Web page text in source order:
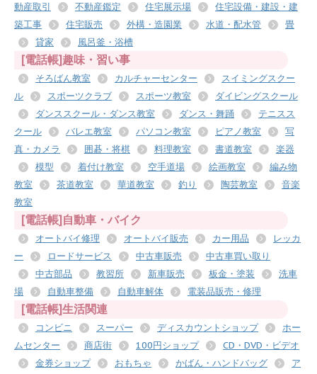
動産取引
不動産鑑定 住宅展示場
住宅設備・建設・建
築工事
住宅販売 外構・造園業 水道・配水管
畳
貸家
風呂釜・浴槽
[電話帳]趣味・習い事
そろばん教室 カルチャーセンター
スイミングスクー
ル
スポーツクラブ スポーツ教室
ダイビングスクール
ダンススクール・ダンス教室
ダンス・舞踊
テニスス
クール
バレエ教室 パソコン教室 ピアノ教室
写
真・カメラ
囲碁・将棋 料理教室 書道教室
楽器
模型
着付け教室 空手道場 絵画教室
編み物
教室
茶道教室 華道教室 釣り 陶芸教室
音楽
教室
[電話帳]自動車・バイク
オートバイ修理 オートバイ販売 カー用品
レッカ
ー
ロードサービス 中古車販売
中古車買い取り
中古部品
教習所 新車販売 板金・塗装
洗車
場
自動車整備 自動車解体 電装品販売・修理
[電話帳]生活関連
コンビニ スーパー ディスカウントショップ
ホー
ムセンター
商店街 100円ショップ
CD・DVD・ビデオ
金券ショップ
おもちゃ かばん・ハンドバッグ
ア